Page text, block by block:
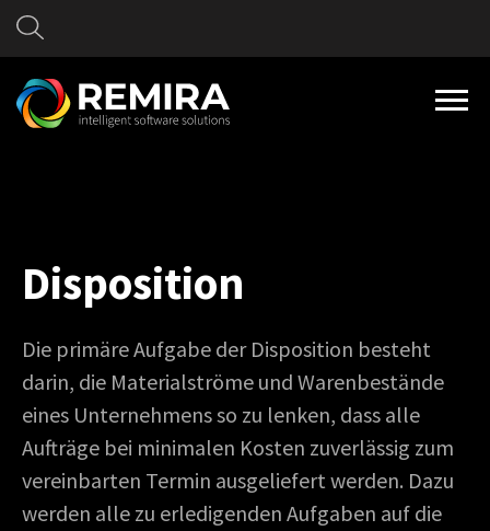
Disposition
Die primäre Aufgabe der Disposition besteht
darin, die Materialströme und Warenbestände
eines Unternehmens so zu lenken, dass alle
Aufträge bei minimalen Kosten zuverlässig zum
vereinbarten Termin ausgeliefert werden. Dazu
werden alle zu erledigenden Aufgaben auf die